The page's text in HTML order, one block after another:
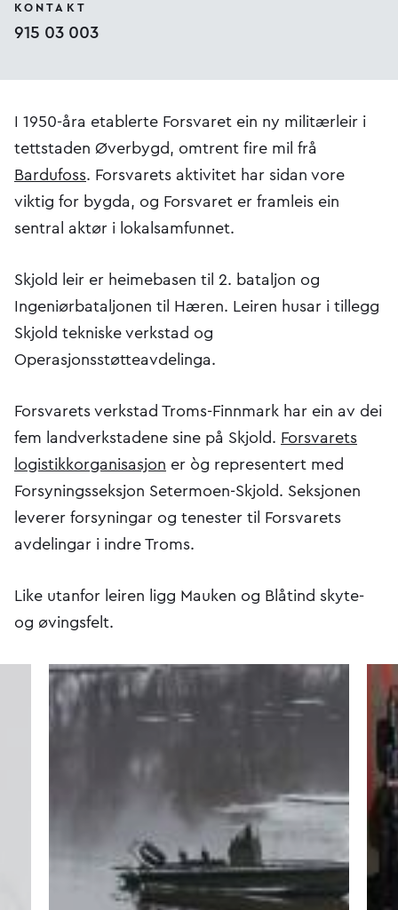
KONTAKT
915 03 003
I 1950-åra etablerte Forsvaret ein ny militærleir i
tettstaden Øverbygd, omtrent fire mil frå
Bardufoss. Forsvarets aktivitet har sidan vore
viktig for bygda, og Forsvaret er framleis ein
sentral aktør i lokalsamfunnet.
Skjold leir er heimebasen til 2. bataljon og
Ingeniørbataljonen til Hæren. Leiren husar i tillegg
Skjold tekniske verkstad og
Operasjonsstøtteavdelinga.
Forsvarets verkstad Troms-Finnmark har ein av dei
fem landverkstadene sine på Skjold. Forsvarets
logistikkorganisasjon er òg representert med
Forsyningsseksjon Setermoen-Skjold. Seksjonen
leverer forsyningar og tenester til Forsvarets
avdelingar i indre Troms.
Like utanfor leiren ligg Mauken og Blåtind skyte-
og øvingsfelt.